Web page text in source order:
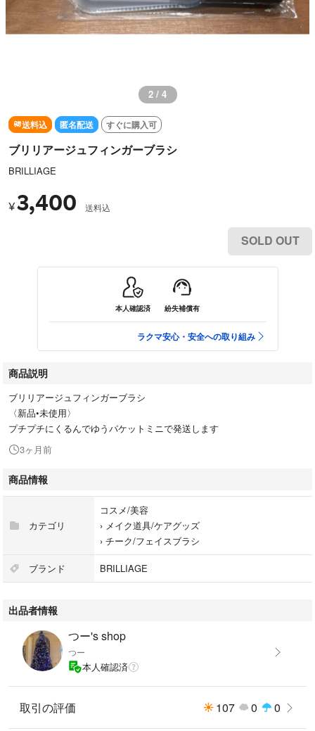
2 / 4
送料込 匿名配送 すぐに購入可
ブリリアージュフィンガーブラシ
BRILLIAGE
¥3,400 送料込
SOLD OUT
本人確認済 紛失補償有
ラクマ安心・安全への取り組み
商品説明
ブリリアージュフィンガーブラシ
〈新品•未使用〉
プチプチにくるんでゆうパケットミニで発送します
3ヶ月前
商品情報
カテゴリ
コスメ/美容
› メイク道具/ケアグッズ
› チーク/フェイスブラシ
ブランド BRILLIAGE
出品者情報
つー's shop
つー
本人確認済
取引の評価 107 0 0